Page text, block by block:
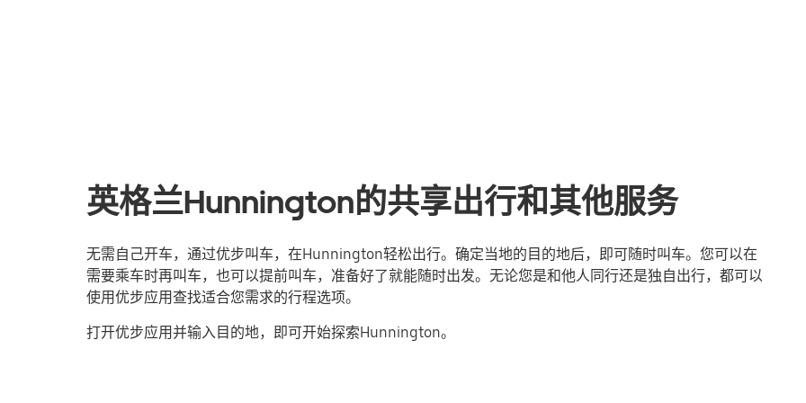
英格兰Hunnington的共享出行和其他服务
无需自己开车，通过优步叫车，在Hunnington轻松出行。确定当地的目的地后，即可随时叫车。您可以在
需要乘车时再叫车，也可以提前叫车，准备好了就能随时出发。无论您是和他人同行还是独自出行，都可以
使用优步应用查找适合您需求的行程选项。
打开优步应用并输入目的地，即可开始探索Hunnington。